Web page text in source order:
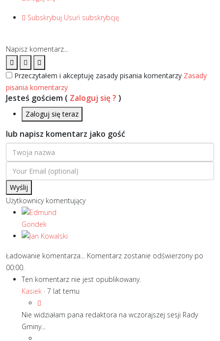
Subskrybuj Usuń subskrybcję
Napisz komentarz...
Przeczytałem i akceptuję zasady pisania komentarzy Zasady
pisania komentarzy
Jesteś gościem ( Zaloguj się ? )
Zaloguj się teraz
lub napisz komentarz jako gość
Wyślij
Użytkownicy komentujący
Ładowanie komentarza... Komentarz zostanie odświerzony po
00:00.
Ten komentarz nie jest opublikowany.
Kasiek · 7 lat temu
Nie widziałam pana redaktora na wczorajszej sesji Rady
Gminy...